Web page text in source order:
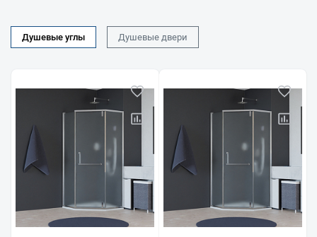
Душевые углы Душевые двери